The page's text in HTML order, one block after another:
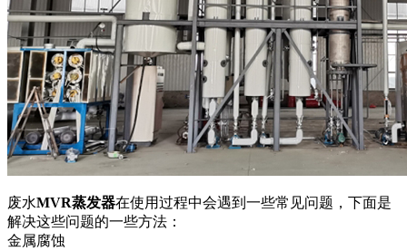
废水MVR蒸发器在使用过程中会遇到一些常见问题，下面是
解决这些问题的一些方法：
金属腐蚀